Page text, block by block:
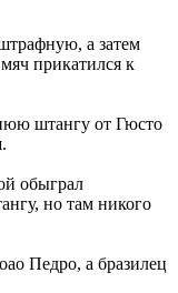
а затем
прикатился к
штангу от Гюсто
обыграл
но там никого
Педро, а бразилец